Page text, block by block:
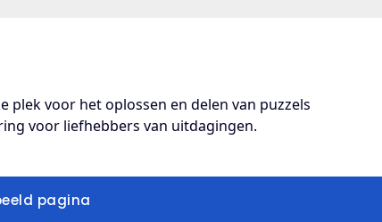
plek voor het oplossen en delen van puzzels
voor liefhebbers van uitdagingen.
pagina